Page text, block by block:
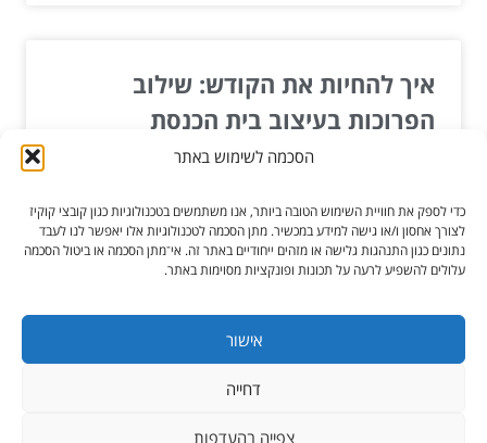
הסכמה לשימוש באתר
כדי לספק את חוויית השימוש הטובה ביותר, אנו משתמשים בטכנולוגיות כגון קובצי קוקיז
לצורך אחסון ו/או גישה למידע במכשיר. מתן הסכמה לטכנולוגיות אלו יאפשר לנו לעבד
נתונים כגון התנהגות גלישה או מזהים ייחודיים באתר זה. אי־מתן הסכמה או ביטול הסכמה
עלולים להשפיע לרעה על תכונות ופונקציות מסוימות באתר.
אישור
דחייה
צפייה בהעדפות
איך להחיות את הקודש: שילוב
הפרוכות בעיצוב בית הכנסת
שמזמין תחושה של קדושה, רצינות ולעיתים גם שמחה.
כשמדברים על...
קרא עוד »
כל הזכויות שמורות ל-הגורו מקלקן